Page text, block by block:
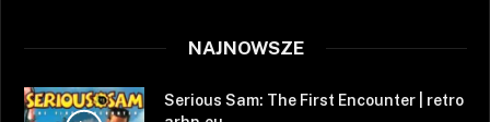
NAJNOWSZE
Serious Sam: The First Encounter | retro